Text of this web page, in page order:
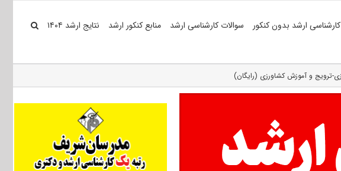
کارشناسی ارشد بدون کنکور سوالات کارشناسی ارشد منابع کنکور ارشد نتایج ارشد ۱۴۰۴